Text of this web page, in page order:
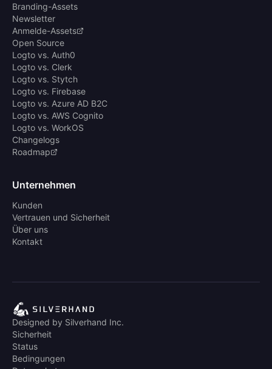
Branding-Assets
Newsletter
Anmelde-Assets
Open Source
Logto vs. Auth0
Logto vs. Clerk
Logto vs. Stytch
Logto vs. Firebase
Logto vs. Azure AD B2C
Logto vs. AWS Cognito
Logto vs. WorkOS
Changelogs
Roadmap
Unternehmen
Kunden
Vertrauen und Sicherheit
Über uns
Kontakt
Designed by Silverhand Inc.
Sicherheit
Status
Bedingungen